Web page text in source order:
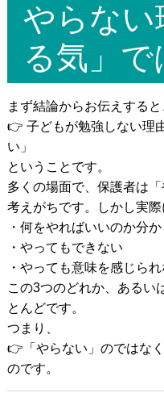
テックエレメンタリー
小中学生対象 オンライン
やらない
る気」で
まず結論からお伝えすると
👉 子どもが勉強しない理
い」
ということです。
多くの場面で、保護者は
考えがちです。しかし実際
・何をやればいいのか分
・やってもできない
・やっても意味を感じら
この3つのどれか、あるい
とんどです。
つまり、
👉「やらない」のではな
のです。